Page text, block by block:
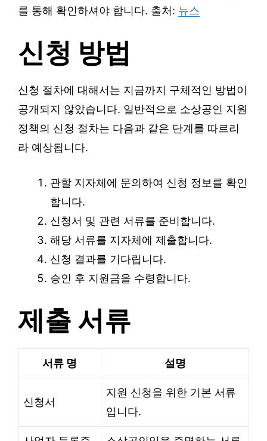
를 통해 확인하셔야 합니다. 출처: 뉴스
신청 방법
신청 절차에 대해서는 지금까지 구체적인 방법이
공개되지 않았습니다. 일반적으로 소상공인 지원
정책의 신청 절차는 다음과 같은 단계를 따르리
라 예상됩니다.
관할 지자체에 문의하여 신청 정보를 확인
합니다.
신청서 및 관련 서류를 준비합니다.
해당 서류를 지자체에 제출합니다.
신청 결과를 기다립니다.
승인 후 지원금을 수령합니다.
제출 서류
서류 명 설명
신청서
지원 신청을 위한 기본 서류
입니다.